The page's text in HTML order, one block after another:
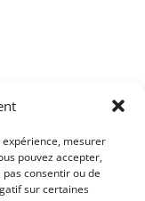
mesurer
pouvez accepter,
consentir ou de
sur certaines
– 06-2026 7